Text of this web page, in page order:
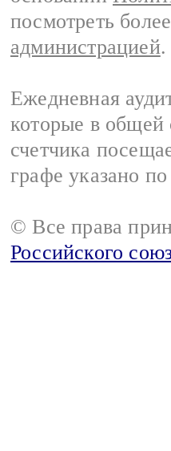
посмотреть
администрацией.
Ежедневная
которые в общей
счетчика
графе указано
© Все права
Российского